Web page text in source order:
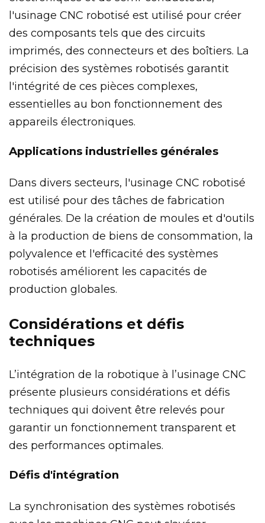
l'usinage CNC robotisé est utilisé pour créer
des composants tels que des circuits
imprimés, des connecteurs et des boîtiers. La
précision des systèmes robotisés garantit
l'intégrité de ces pièces complexes,
essentielles au bon fonctionnement des
appareils électroniques.
Applications industrielles générales
Dans divers secteurs, l'usinage CNC robotisé
est utilisé pour des tâches de fabrication
générales. De la création de moules et d'outils
à la production de biens de consommation, la
polyvalence et l'efficacité des systèmes
robotisés améliorent les capacités de
production globales.
Considérations et défis
techniques
L’intégration de la robotique à l’usinage CNC
présente plusieurs considérations et défis
techniques qui doivent être relevés pour
garantir un fonctionnement transparent et
des performances optimales.
Défis d'intégration
La synchronisation des systèmes robotisés